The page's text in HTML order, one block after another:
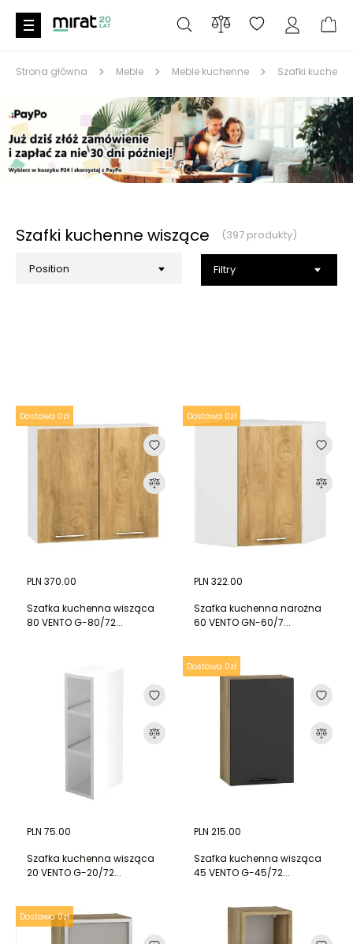
Strona główna Meble Meble kuchenne Szafki
Szafki kuchenne wiszące (397 produkty)
Filtry
Dostawa 0zł
PLN 370.00
Szafka kuchenna wisząca
80 VENTO G-80/72...
Dostawa 0zł
PLN 322.00
Szafka kuchenna narożna
60 VENTO GN-60/7...
PLN 75.00
Szafka kuchenna wisząca
20 VENTO G-20/72...
Dostawa 0zł
PLN 215.00
Szafka kuchenna wisząca
45 VENTO G-45/72...
Dostawa 0zł